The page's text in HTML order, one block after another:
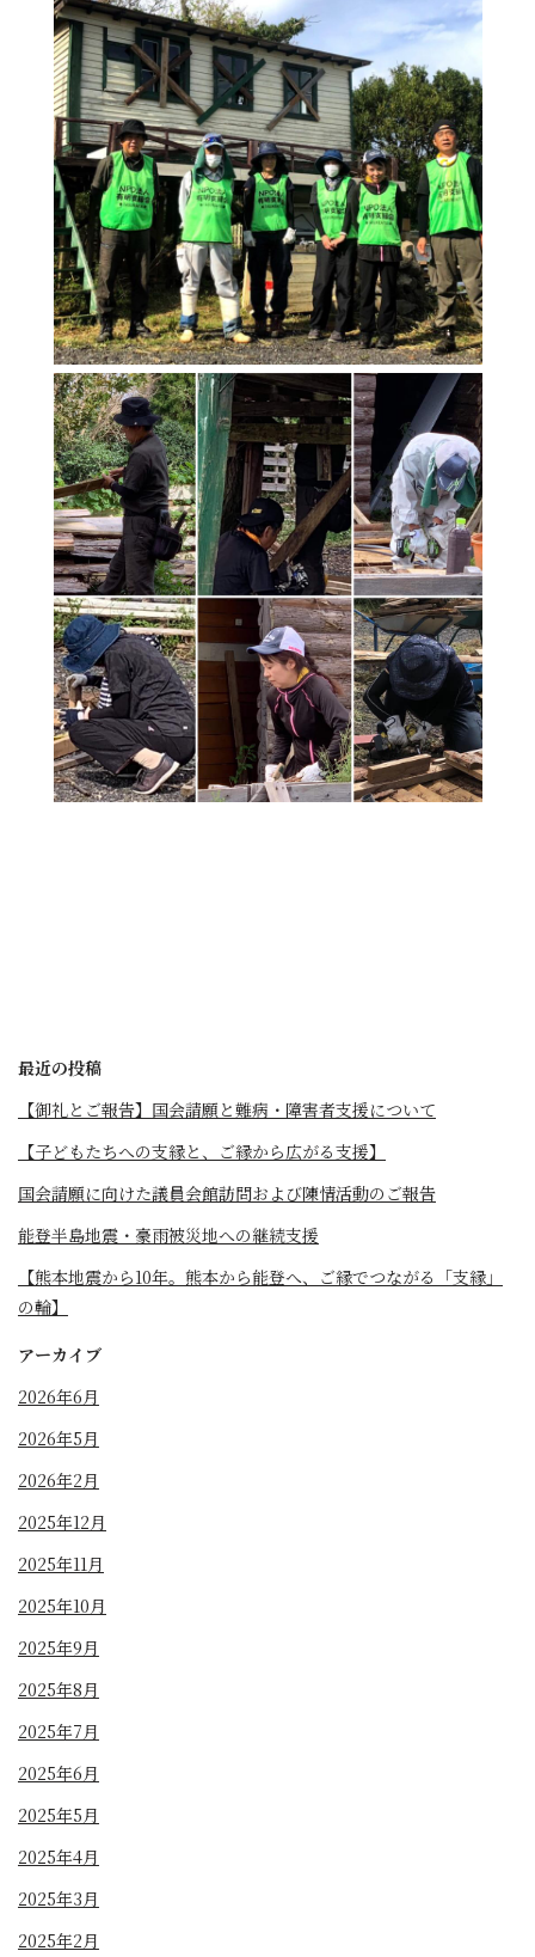
最近の投稿
【御礼とご報告】国会請願と難病・障害者支援について
【子どもたちへの支縁と、ご縁から広がる支援】
国会請願に向けた議員会館訪問および陳情活動のご報告
能登半島地震・豪雨被災地への継続支援
【熊本地震から10年。熊本から能登へ、ご縁でつながる「支縁」
の輪】
アーカイブ
2026年6月
2026年5月
2026年2月
2025年12月
2025年11月
2025年10月
2025年9月
2025年8月
2025年7月
2025年6月
2025年5月
2025年4月
2025年3月
2025年2月